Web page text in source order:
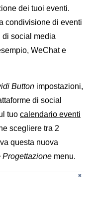
dei tuoi eventi.
condivisione di eventi
social media
WeChat e
Button impostazioni,
di social
tuo calendario eventi
scegliere tra 2
questa nuova
Progettazione menu.